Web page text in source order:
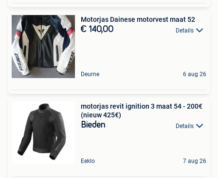
Motorjas Dainese motorvest maat 52
€ 140,00 Details
Deurne 6 aug 26
motorjas revit ignition 3 maat 54 - 200€
(nieuw 425€)
Bieden Details
Eeklo 7 aug 26